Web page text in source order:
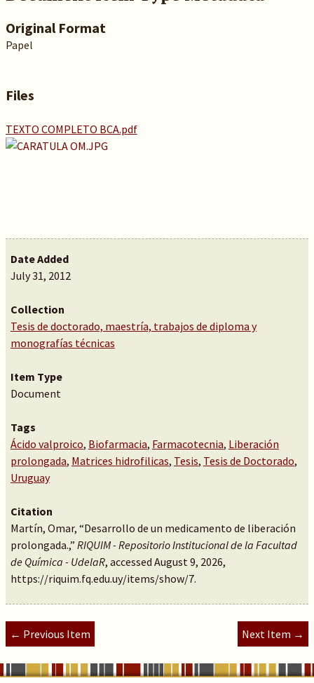
Original Format
Papel
Files
TEXTO COMPLETO BCA.pdf
Date Added
July 31, 2012
Collection
Tesis de doctorado, maestría, trabajos de diploma y
monografías técnicas
Item Type
Document
Tags
Ácido valproico, Biofarmacia, Farmacotecnia, Liberación
prolongada, Matrices hidrofilicas, Tesis, Tesis de Doctorado,
Uruguay
Citation
Martín, Omar, “Desarrollo de un medicamento de liberación
prolongada.,” RIQUIM - Repositorio Institucional de la Facultad
de Química - UdelaR, accessed August 9, 2026,
https://riquim.fq.edu.uy/items/show/7.
← Previous Item Next Item →